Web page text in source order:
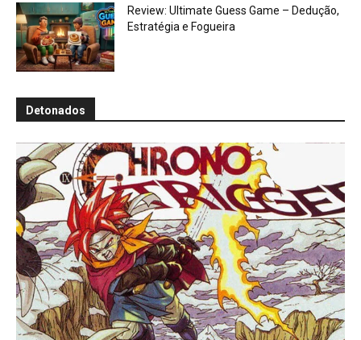
Review: Ultimate Guess Game – Dedução,
Estratégia e Fogueira
Detonados